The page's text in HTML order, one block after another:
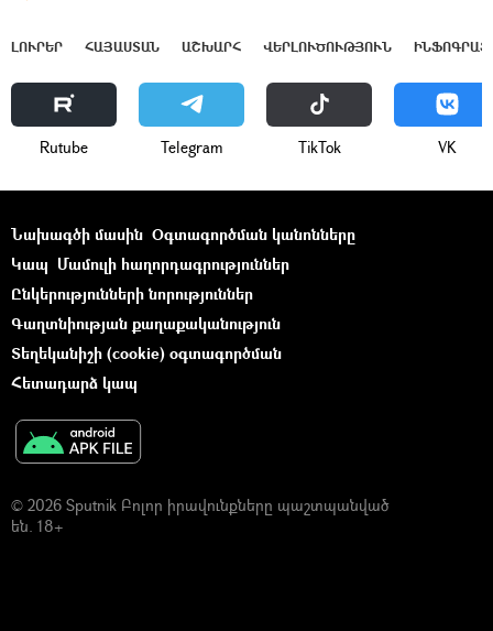
ԼՈՒՐԵՐ ՀԱՅԱՍՏԱՆ ԱՇԽԱՐՀ ՎԵՐԼՈՒԾՈՒԹՅՈՒՆ
Rutube Telegram ТikТоk VK
Նախագծի մասին Օգտագործման կանոնները
Կապ Մամուլի հաղորդագրություններ
Ընկերությունների նորություններ
Գաղտնիության քաղաքականություն
Տեղեկանիշի (cookie) օգտագործման
Հետադարձ կապ
© 2026 Sputnik Բոլոր իրավունքները պաշտպանված
են. 18+